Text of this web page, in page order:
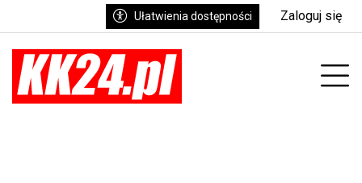
Ułatwienia dostępności Zaloguj się